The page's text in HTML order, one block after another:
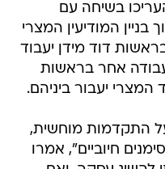
בשיחה עם
בניין המודיעין המצרי
דוד מידן יעבוד
עבודה אחר בראשות
יעבור ביניהם.
התקדמות מוחשית,
חיוביים", אמרו